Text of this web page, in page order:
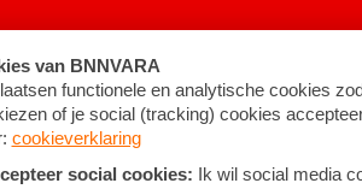
Algemene voorwaarden ©2026